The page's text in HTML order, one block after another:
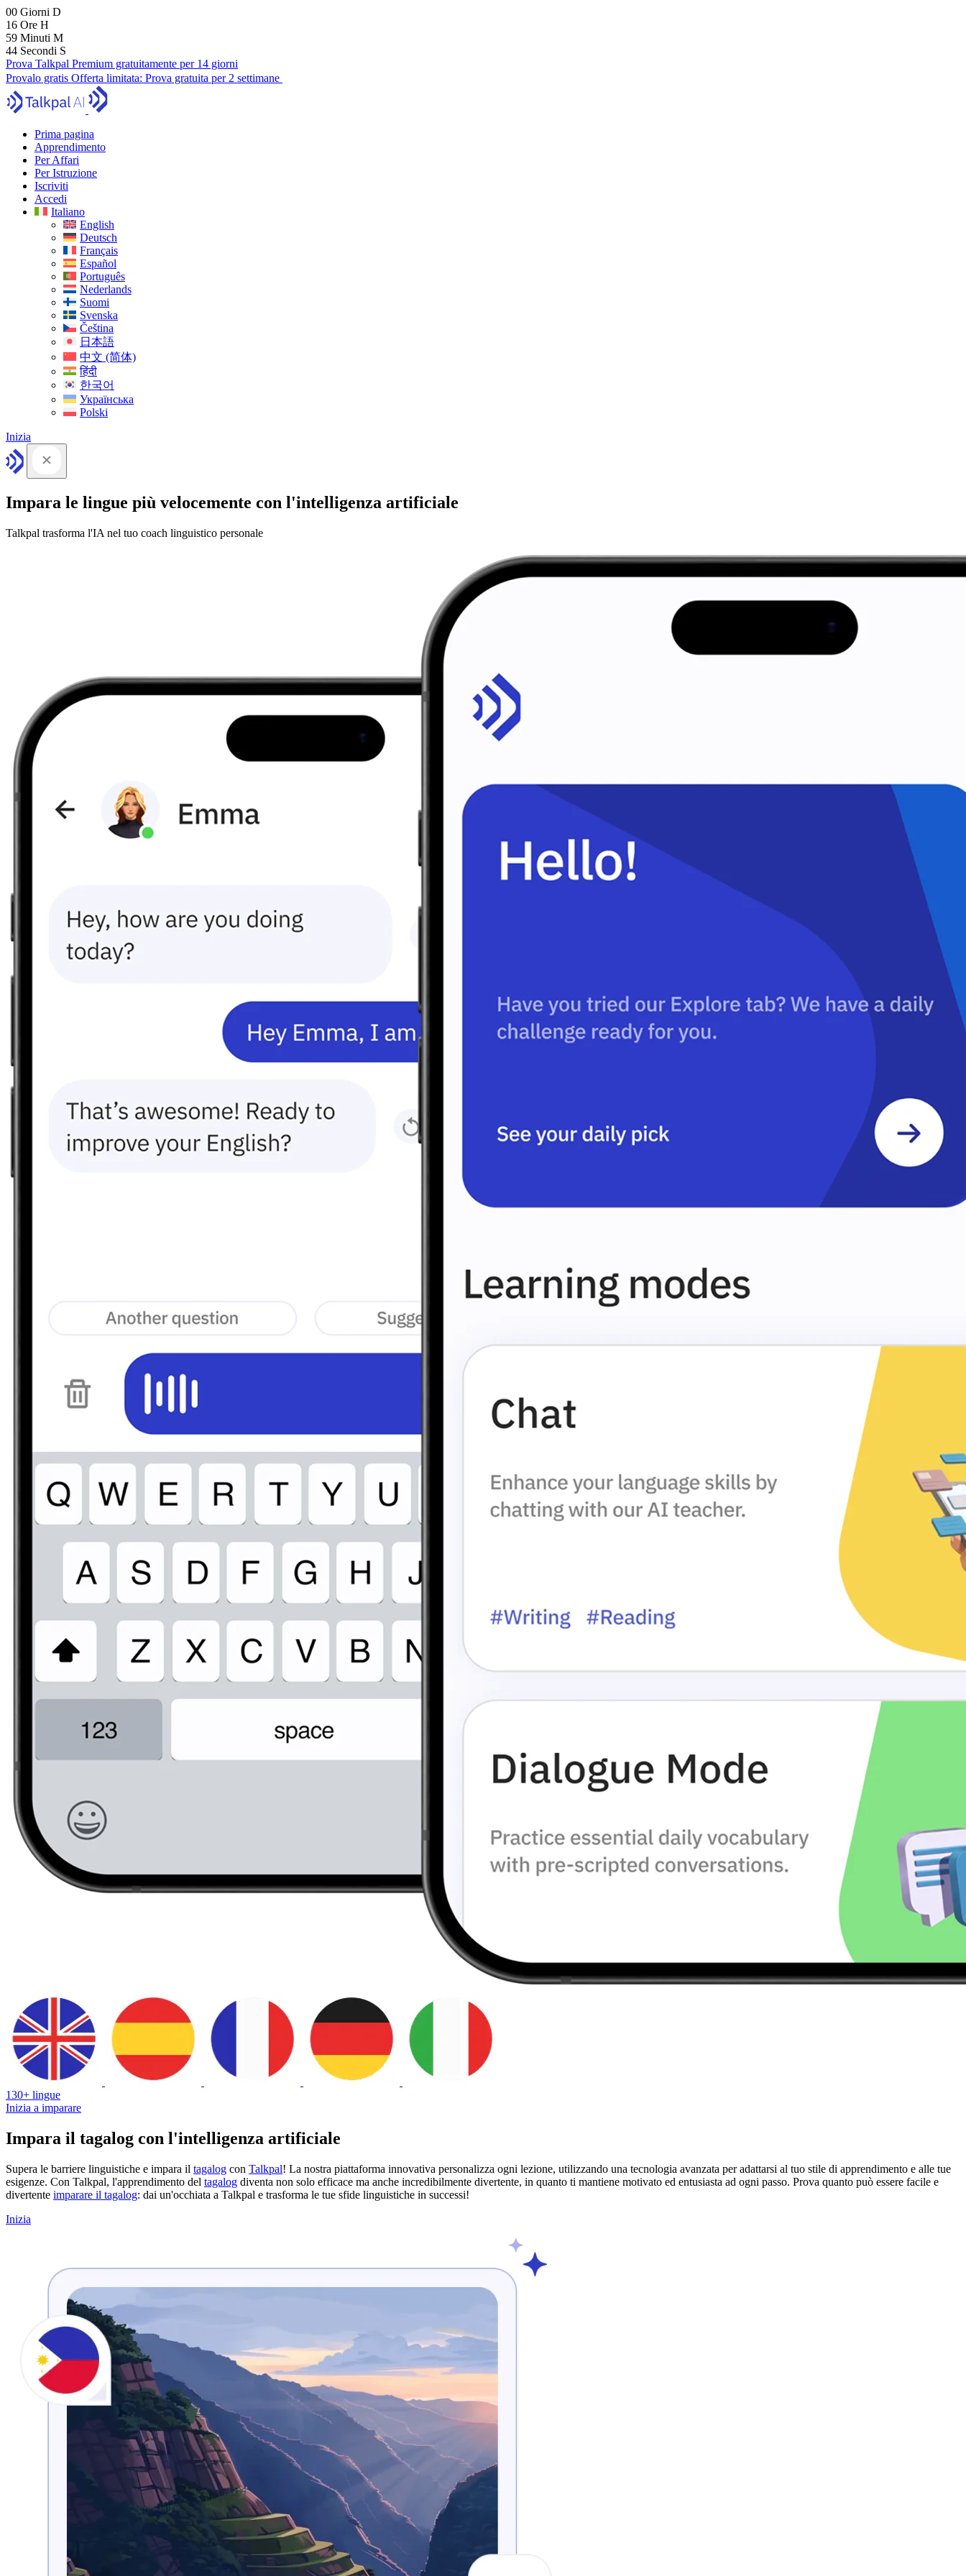
00 Giorni D
16 Ore H
59 Minuti M
43 Secondi S
Prova Talkpal Premium gratuitamente per 14 giorni
Provalo gratis Offerta limitata: Prova gratuita per 2 settimane
Prima pagina
Apprendimento
Per Affari
Per Istruzione
Iscriviti
Accedi
Italiano
English
Deutsch
Français
Español
Português
Nederlands
Suomi
Svenska
Čeština
日本語
中文 (简体)
हिंदी
한국어
Українська
Polski
Inizia
Impara le lingue più velocemente con l'intelligenza artificiale
Talkpal trasforma l'IA nel tuo coach linguistico personale
130+ lingue
Inizia a imparare
Impara il tagalog con l'intelligenza artificiale
Supera le barriere linguistiche e impara il tagalog con Talkpal! La nostra piattaforma innovativa personalizza ogni lezione, utilizzando una tecnologia avanzata per adattarsi al tuo stile di apprendimento e alle tue
esigenze. Con Talkpal, l'apprendimento del tagalog diventa non solo efficace ma anche incredibilmente divertente, in quanto ti mantiene motivato ed entusiasta ad ogni passo. Prova quanto può essere facile e
divertente imparare il tagalog: dai un'occhiata a Talkpal e trasforma le tue sfide linguistiche in successi!
Inizia